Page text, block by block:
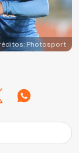
Photosport